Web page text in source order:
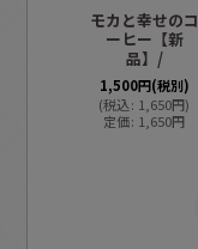
モカと幸せのコ
ーヒー【新
品】/
1,500円(税別)
(税込: 1,650円)
定価: 1,650円